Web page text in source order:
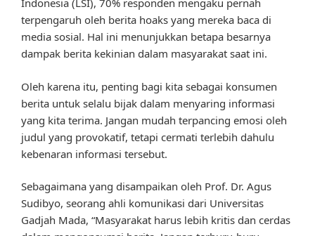
Indonesia (LSI), 70% responden mengaku pernah
terpengaruh oleh berita hoaks yang mereka baca di
media sosial. Hal ini menunjukkan betapa besarnya
dampak berita kekinian dalam masyarakat saat ini.
Oleh karena itu, penting bagi kita sebagai konsumen
berita untuk selalu bijak dalam menyaring informasi
yang kita terima. Jangan mudah terpancing emosi oleh
judul yang provokatif, tetapi cermati terlebih dahulu
kebenaran informasi tersebut.
Sebagaimana yang disampaikan oleh Prof. Dr. Agus
Sudibyo, seorang ahli komunikasi dari Universitas
Gadjah Mada, “Masyarakat harus lebih kritis dan cerdas